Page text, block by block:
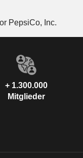
PepsiCo, Inc.
+ 1.300.000
Mitglieder